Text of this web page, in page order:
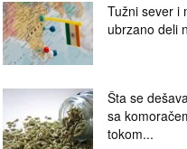
Tužni sever i
ubrzano deli
Šta se
sa
tokom...